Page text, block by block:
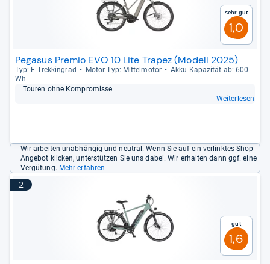
Sehr gut
1,0
Pegasus Premio EVO 10 Lite Trapez (Modell 2025)
Typ: E-​Trek­kin­grad Motor-​Typ: Mit­tel­mo­tor
Akku-​Kapa­zi­tät ab: 600
Wh
Tou­ren ohne Kom­pro­misse
Weiterlesen
Wir arbeiten unabhängig und neutral. Wenn Sie auf ein verlinktes Shop-
Angebot klicken, unterstützen Sie uns dabei. Wir erhalten dann ggf. eine
Vergütung. Mehr erfahren
2
Gut
1,6